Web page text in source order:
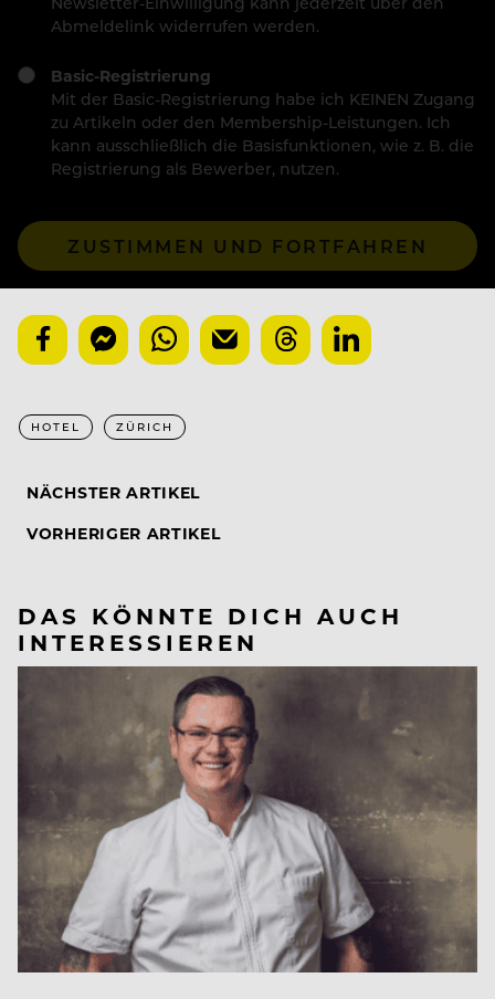
Abmeldelink widerrufen werden.
Basic-Registrierung
Mit der Basic-Registrierung habe ich KEINEN Zugang
zu Artikeln oder den Membership-Leistungen. Ich
kann ausschließlich die Basisfunktionen, wie z. B. die
Registrierung als Bewerber, nutzen.
ZUSTIMMEN UND FORTFAHREN
HOTEL ZÜRICH
NÄCHSTER ARTIKEL
VORHERIGER ARTIKEL
DAS KÖNNTE DICH AUCH
INTERESSIEREN